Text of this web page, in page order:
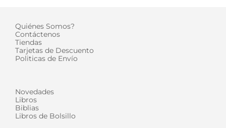
Quiénes Somos?
Contáctenos
Tiendas
Tarjetas de Descuento
Politicas de Envío
Novedades
Libros
Biblias
Libros de Bolsillo